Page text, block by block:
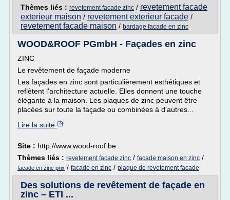
Thèmes liés : revetement facade zinc / revetement facade
exterieur maison / revetement exterieur facade /
revetement facade maison / bardage facade en zinc
WOOD&ROOF PGmbH - Façades en zinc
ZINC
Le revêtement de façade moderne
Les façades en zinc sont particulièrement esthétiques et
reflètent l'architecture actuelle. Elles donnent une touche
élégante à la maison. Les plaques de zinc peuvent être
placées sur toute la façade ou combinées à d'autres...
Lire la suite
Site : http://www.wood-roof.be
Thèmes liés : revetement facade zinc / facade maison en zinc /
facade en zinc prix / facade en zinc / plaque de revetement facade
Des solutions de revêtement de façade en
zinc – ETI ...